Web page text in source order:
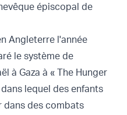
épiscopal de
Angleterre l'année
le système de
à Gaza à « The Hunger
lequel des enfants
des combats